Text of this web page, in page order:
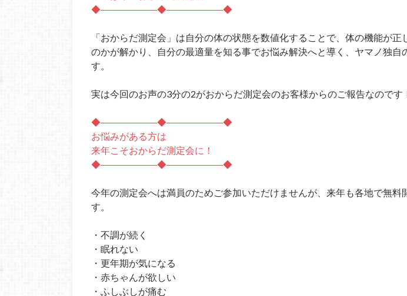
◆――――――◆――――――◆
「おからだ測定会」は自分の体の状態を数値化することで、体の機能が正
のかが解かり、自分の最適量を知る事でお悩み解決へと導く、ヤマノ独自
す。
実は今回のお声の3分の2がおからだ測定会のお客様からのご報告なのです
◆――――――◆――――――◆
お悩みがある方は
来年こそおからだ測定会に！
◆――――――◆――――――◆
今年の測定会へは満員のためご参加いただけませんが、来年も各地で無料
す。
・不調が続く
・眠れない
・更年期が気になる
・赤ちゃんが欲しい
・ふしぶしが痛む